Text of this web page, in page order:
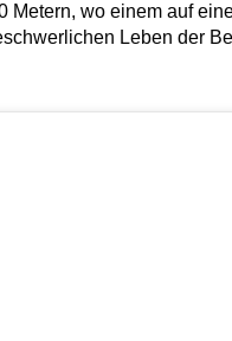
Metern, wo einem auf
Leben der